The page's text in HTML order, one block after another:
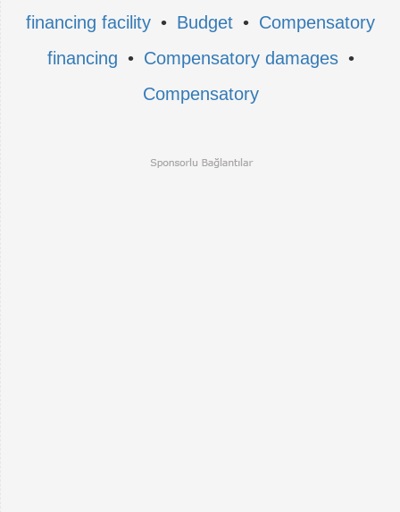
financing facility • Budget • Compensatory
financing • Compensatory damages •
Compensatory